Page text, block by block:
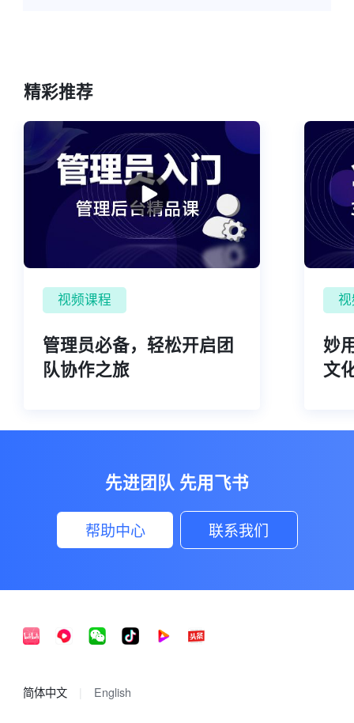
精彩推荐
视频课程
管理员必备，轻松开启团
队协作之旅
妙
文
先进团队 先用飞书
帮助中心 联系我们
简体中文 English